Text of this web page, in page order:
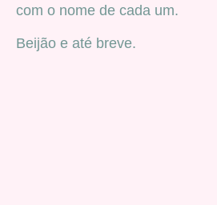
com o nome de cada um.
Beijão e até breve.